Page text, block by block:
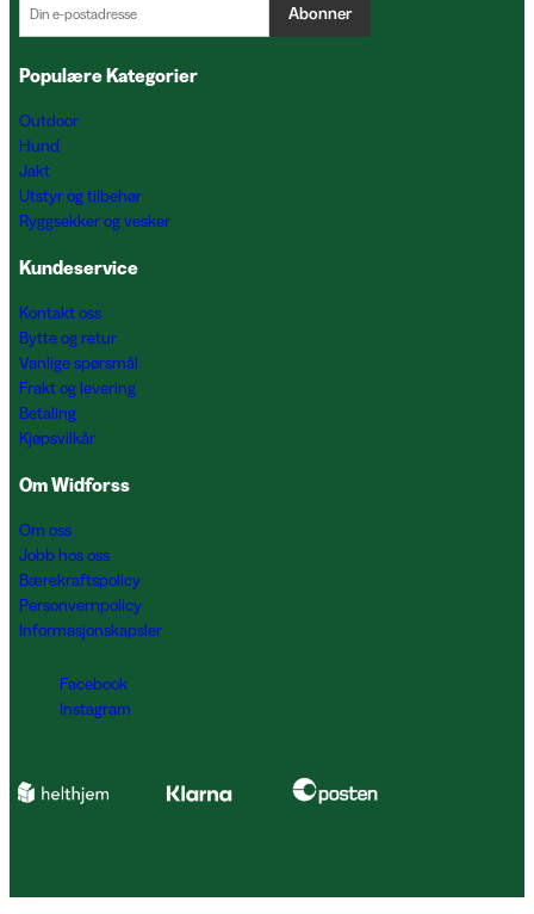
Abonner
Populære Kategorier
Outdoor
Hund
Jakt
Utstyr og tilbehør
Ryggsekker og vesker
Kundeservice
Kontakt oss
Bytte og retur
Vanlige spørsmål
Frakt og levering
Betaling
Kjøpsvilkår
Om Widforss
Om oss
Jobb hos oss
Bærekraftspolicy
Personvernpolicy
Informasjonskapsler
Facebook
Instagram